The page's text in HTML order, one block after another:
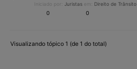
Iniciado por: Juristas em: Direito de Trânsito
0 0
Visualizando tópico 1 (de 1 do total)